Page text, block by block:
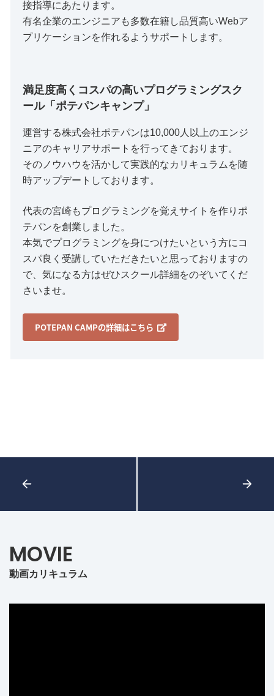
接指導にあたります。
有名企業のエンジニアも多数在籍し品質高いWebア
プリケーションを作れるようサポートします。
満足度高くコスパの高いプログラミングスク
ール「ポテパンキャンプ」
運営する株式会社ポテパンは10,000人以上のエンジ
ニアのキャリアサポートを行ってきております。
そのノウハウを活かして実践的なカリキュラムを随
時アップデートしております。
代表の宮崎もプログラミングを覚えサイトを作りポ
テパンを創業しました。
本気でプログラミングを身につけたいという方にコ
スパ良く受講していただきたいと思っておりますの
で、気になる方はぜひスクール詳細をのぞいてくだ
さいませ。
POTEPAN CAMPの詳細はこちら
MOVIE
動画カリキュラム